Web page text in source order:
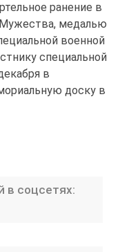
ранение в
медалью
военной
специальной
в
доску в
в соцсетях: